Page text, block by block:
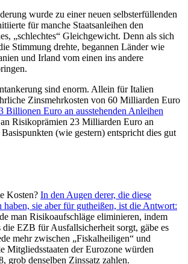
wurde zu einer neuen selbsterfüllenden
für manche Staatsanleihen den
„schlechtes“ Gleichgewicht. Denn als sich
Stimmung drehte, begannen Länder wie
und Irland vom einen ins andere
sind enorm. Allein für Italien
Zinsmehrkosten von 60 Milliarden Euro
Billionen Euro an ausstehenden Anleihen
Risikoprämien 23 Milliarden Euro an
(wie gestern) entspricht dies gut
Kosten? In den Augen derer, die diese
haben, sie aber für gutheißen, ist die Antwort:
man Risikoaufschläge eliminieren, indem
die EZB für Ausfallsicherheit sorgt, gäbe es
mehr zwischen „Fiskalheiligen“ und
Mitgliedsstaaten der Eurozone würden
grob denselben Zinssatz zahlen.